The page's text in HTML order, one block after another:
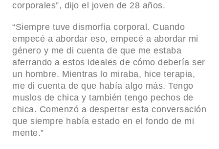
corporales”, dijo el joven de 28 años.
“Siempre tuve dismorfia corporal. Cuando
empecé a abordar eso, empecé a abordar mi
género y me di cuenta de que me estaba
aferrando a estos ideales de cómo debería ser
un hombre. Mientras lo miraba, hice terapia,
me di cuenta de que había algo más. Tengo
muslos de chica y también tengo pechos de
chica. Comenzó a despertar esta conversación
que siempre había estado en el fondo de mi
mente.”